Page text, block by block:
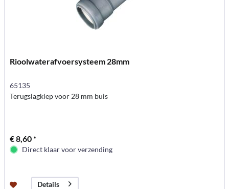
Rioolwaterafvoersysteem 28mm
65135
Terugslagklep voor 28 mm buis
€ 8,60 *
Direct klaar voor verzending
Details